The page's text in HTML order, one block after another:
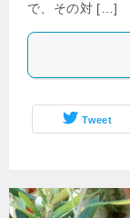
で、その対 […]
Tweet